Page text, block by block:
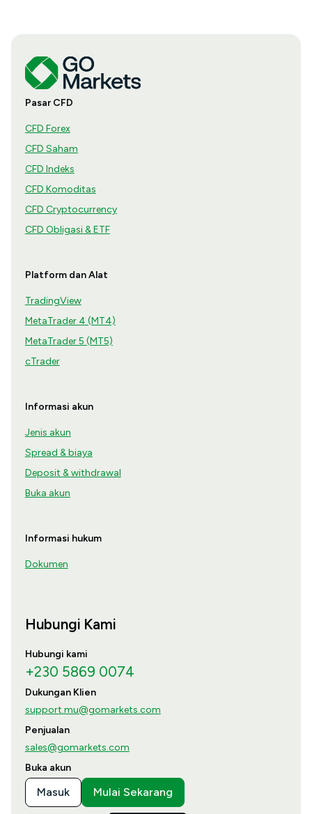
Pasar CFD
CFD Forex
CFD Saham
CFD Indeks
CFD Komoditas
CFD Cryptocurrency
CFD Obligasi & ETF
Platform dan Alat
TradingView
MetaTrader 4 (MT4)
MetaTrader 5 (MT5)
cTrader
Informasi akun
Jenis akun
Spread & biaya
Deposit & withdrawal
Buka akun
Informasi hukum
Dokumen
Hubungi Kami
Hubungi kami
+230 5869 0074
Dukungan Klien
support.mu@gomarkets.com
Penjualan
sales@gomarkets.com
Buka akun
Masuk Mulai Sekarang